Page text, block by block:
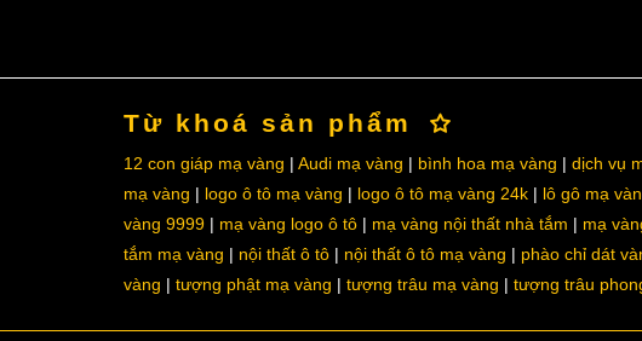
Từ khoá sản phẩm
12 con giáp mạ vàng Audi mạ vàng bình hoa mạ vàng dịch vụ
mạ vàng
logo ô tô mạ vàng logo ô tô mạ vàng 24k lô gô mạ
vàng 9999
mạ vàng logo ô tô mạ vàng nội thất nhà tắm mạ
tắm mạ vàng
nội thất ô tô nội thất ô tô mạ vàng phào chỉ dát
vàng
tượng phật mạ vàng tượng trâu mạ vàng tượng trâu